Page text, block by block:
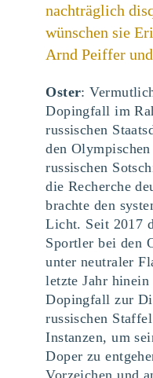
nachträglich
wünschen sie
Arnd Peiffer
Oster:
Dopingfall im
russischen
den
russischen
die Recherche
brachte den
Licht. Seit 2017
Sportler bei den
unter neutraler
letzte Jahr
Dopingfall zur
russischen
Instanzen, um
Doper zu
Vorzeichen und